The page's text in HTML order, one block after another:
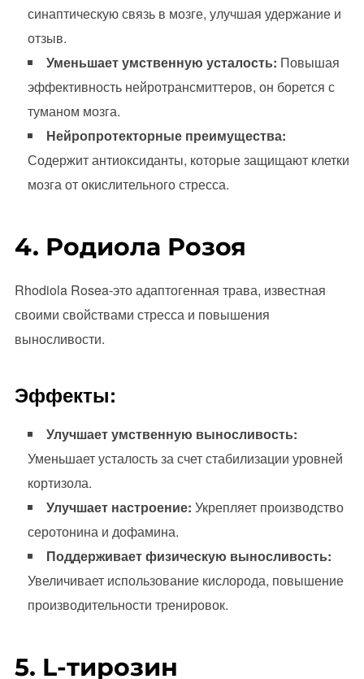
синаптическую связь в мозге, улучшая удержание и
отзыв.
Уменьшает умственную усталость: Повышая
эффективность нейротрансмиттеров, он борется с
туманом мозга.
Нейропротекторные преимущества:
Содержит антиоксиданты, которые защищают клетки
мозга от окислительного стресса.
4. Родиола Розоя
Rhodiola Rosea-это адаптогенная трава, известная
своими свойствами стресса и повышения
выносливости.
Эффекты:
Улучшает умственную выносливость:
Уменьшает усталость за счет стабилизации уровней
кортизола.
Улучшает настроение: Укрепляет производство
серотонина и дофамина.
Поддерживает физическую выносливость:
Увеличивает использование кислорода, повышение
производительности тренировок.
5. L-тирозин